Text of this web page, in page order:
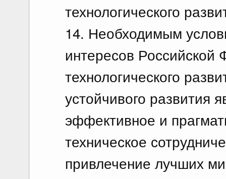
технологического
14. Необходимым
интересов Российской
технологического
устойчивого развития
эффективное и
техническое
привлечение лучших